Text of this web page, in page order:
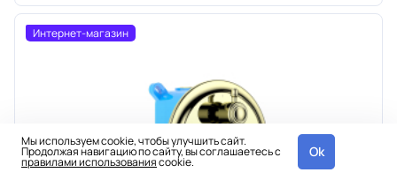
Интернет-магазин
Мы используем cookie, чтобы улучшить сайт.
Продолжая навигацию по сайту, вы соглашаетесь с
правилами использованияcookie.
Ok